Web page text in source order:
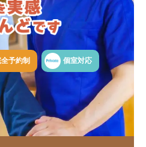
予約制 個室対応